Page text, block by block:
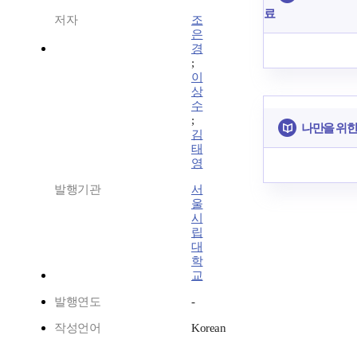
저자
조
은
경
;
이
상
수
;
김
태
영
발행기관
서
울
시
립
대
학
교
발행연도 -
작성언어 Korean
료
나만을 위